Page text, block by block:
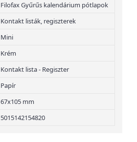
Filofax Gyűrűs kalendárium pótlapok
Kontakt listák, regiszterek
Mini
Krém
Kontakt lista - Regiszter
Papír
67x105 mm
5015142154820